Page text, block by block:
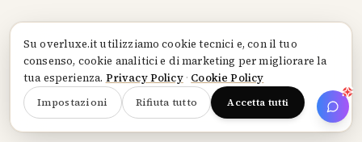
Suoverluxe.itutilizziamo cookie tecnici e, con il tuo
consenso, cookie analitici e di marketing per migliorare la
tua esperienza. Privacy Policy· Cookie Policy
Impostazioni Rifiuta tutto Accetta tutti